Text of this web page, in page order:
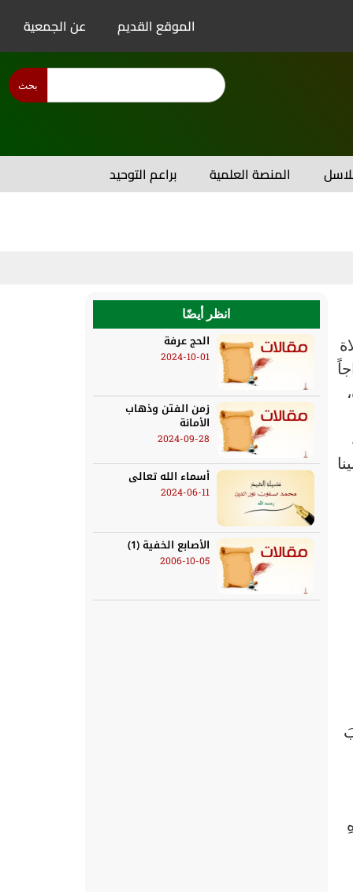
الموقع القديم عن الجمعية
بحث
المنصة العلمية براعم التوحيد
انظر أيضًا
الحج عرفة
2024-10-01
زمن الفتن وذهاب
الأمانة
2024-09-28
أسماء الله تعالى
2024-06-11
الأصابع الخفية (1)
2006-10-05